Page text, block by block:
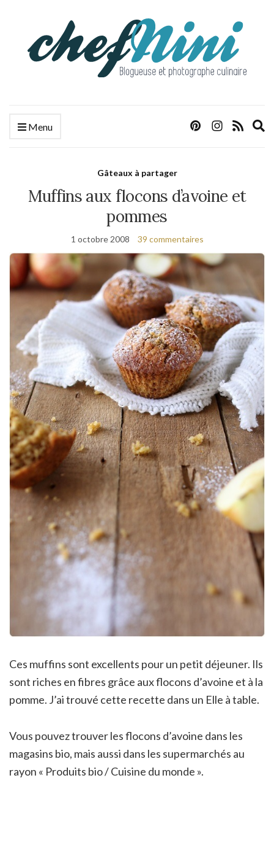
Menu
Gâteaux à partager
Muffins aux flocons d’avoine et
pommes
1 octobre 2008 39 commentaires
Ces muffins sont excellents pour un petit déjeuner. Ils
sont riches en fibres grâce aux flocons d’avoine et à la
pomme. J’ai trouvé cette recette dans un Elle à table.
Vous pouvez trouver les flocons d’avoine dans les
magasins bio, mais aussi dans les supermarchés au
rayon « Produits bio / Cuisine du monde ».